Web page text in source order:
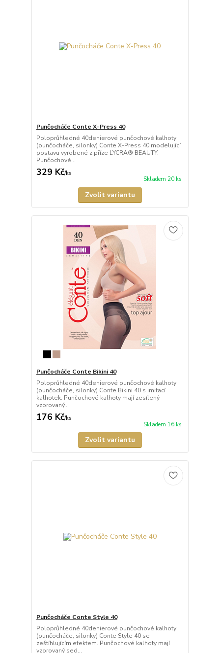
Punčocháče Conte X-Press 40
Poloprůhledné 40denierové punčochové kalhoty
(punčocháče, silonky) Conte X-Press 40 modelující
postavu vyrobené z příze LYCRA® BEAUTY.
Punčochové...
329 Kč/ks
Skladem 20 ks
Zvolit variantu
Punčocháče Conte Bikini 40
Poloprůhledné 40denierové punčochové kalhoty
(punčocháče, silonky) Conte Bikini 40 s imitací
kalhotek. Punčochové kalhoty mají zesílený
vzorovaný...
176 Kč/ks
Skladem 16 ks
Zvolit variantu
Punčocháče Conte Style 40
Poloprůhledné 40denierové punčochové kalhoty
(punčocháče, silonky) Conte Style 40 se
zeštíhlujícím efektem. Punčochové kalhoty mají
vzorovaný sed...